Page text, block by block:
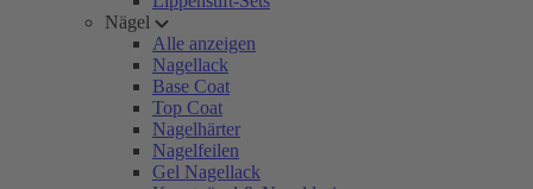
Nägel
Alle anzeigen
Nagellack
Base Coat
Top Coat
Nagelhärter
Nagelfeilen
Gel Nagellack